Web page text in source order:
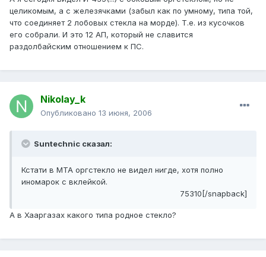
целикомым, а с железячками (забыл как по умному, типа той,
что соединяет 2 лобовых стекла на морде). Т.е. из кусочков
его собрали. И это 12 АП, который не славится
раздолбайским отношением к ПС.
Nikolay_k
Опубликовано 13 июня, 2006
Suntechnic сказал:
Кстати в МТА оргстекло не видел нигде, хотя полно
иномарок с вклейкой.
75310[/snapback]
А в Хааргазах какого типа родное стекло?